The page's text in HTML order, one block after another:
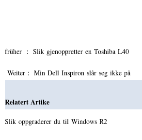
früher ： Slik gjenoppretter en Toshiba L40
Weiter： Min Dell Inspiron slår seg ikke på
Relatert Artike
Slik oppgraderer du til Windows R2